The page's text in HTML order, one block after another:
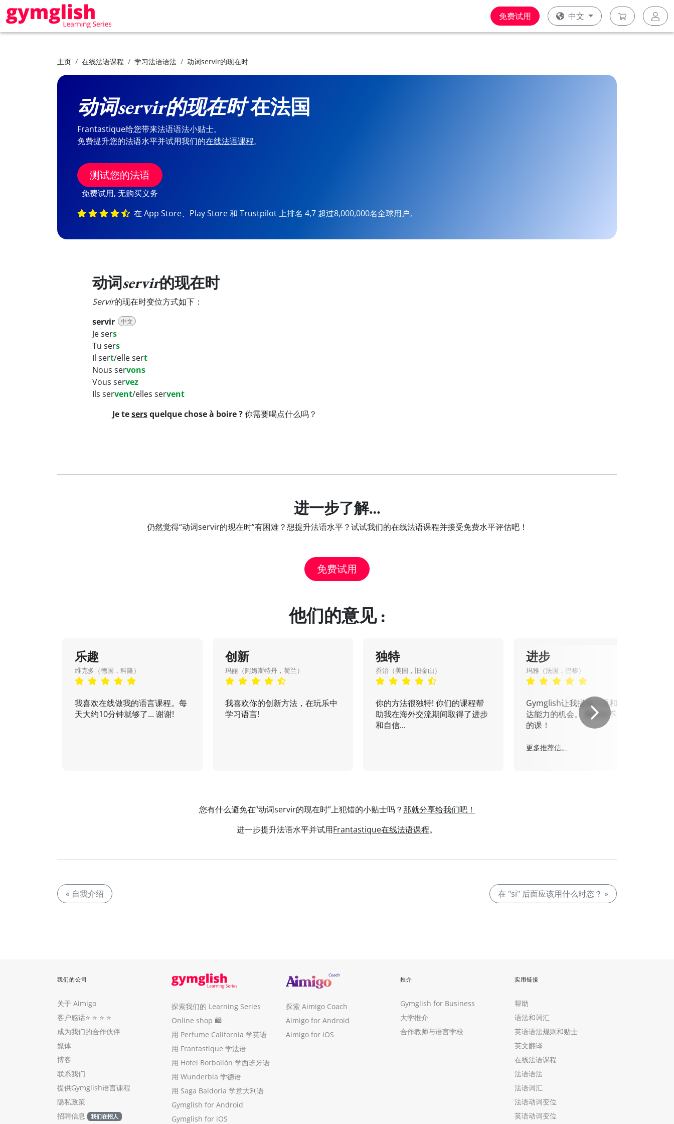
免费试用 中文
主页 在线法语课程 学习法语语法 动词servir的现在时
动词servir的现在时在法国
Frantastique给您带来法语语法小贴士。
免费提升您的法语水平并试用我们的在线法语课程。
测试您的法语
免费试用, 无购买义务
在 App Store、Play Store 和 Trustpilot 上排名 4,7 超过8,000,000名全球用户。
动词servir的现在时
Servir的现在时变位方式如下：
servir
中文
Je sers
Tu sers
Il sert/elle sert
Nous servons
Vous servez
Ils servent/elles servent
Je tesersquelque chose à boire ?你需要喝点什么吗？
进一步了解…
仍然觉得“动词servir的现在时”有困难？想提升法语水平？试试我们的在线法语课程并接受免费水平评估吧！
免费试用
他们的意见 :
乐趣
维克多（德国，科隆）
我喜欢在线做我的语言课程。每
天大约10分钟就够了... 谢谢!
创新
玛丽（阿姆斯特丹，荷兰）
我喜欢你的创新方法，在玩乐中
学习语言!
独特
乔治（美国，旧金山）
你的方法很独特! 你们的课程帮
助我在海外交流期间取得了进步
和自信...
进步
玛雅（法国，巴黎）
Gymglish让我提高口语和书面表
达能力的机会。 我绝对不会错过
的课！
更多推荐信。
您有什么避免在“动词servir的现在时”上犯错的小贴士吗？那就分享给我们吧！
进一步提升法语水平并试用Frantastique在线法语课程。
« 自我介绍 在 "si" 后面应该用什么时态？ »
我们的公司
关于 Aimigo
客户感话⭐️ ⭐️ ⭐️ ⭐️
成为我们的合作伙伴
媒体
博客
联系我们
提供Gymglish语言课程
隐私政策
招聘信息
我们在招人
探索我们的 Learning Series
Online shop 🛍
用 Perfume California 学英语
用 Frantastique 学法语
用 Hotel Borbollón 学西班牙语
用 Wunderbla 学德语
用 Saga Baldoria 学意大利语
Gymglish for Android
Gymglish for iOS
探索 Aimigo Coach
Aimigo for Android
Aimigo for iOS
推介
Gymglish for Business
大学推介
合作教师与语言学校
实用链接
帮助
语法和词汇
英语语法规则和贴士
英文翻译
在线法语课程
法语语法
法语词汇
法语动词变位
英语动词变位